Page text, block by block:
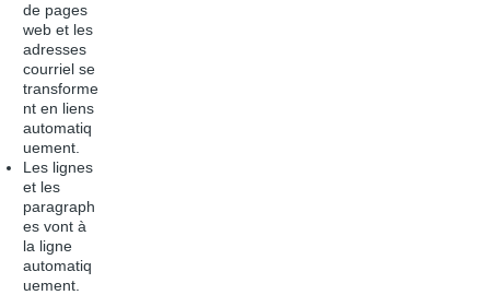
de pages
web et les
adresses
courriel se
transforme
nt en liens
automatiq
uement.
Les lignes
et les
paragraph
es vont à
la ligne
automatiq
uement.